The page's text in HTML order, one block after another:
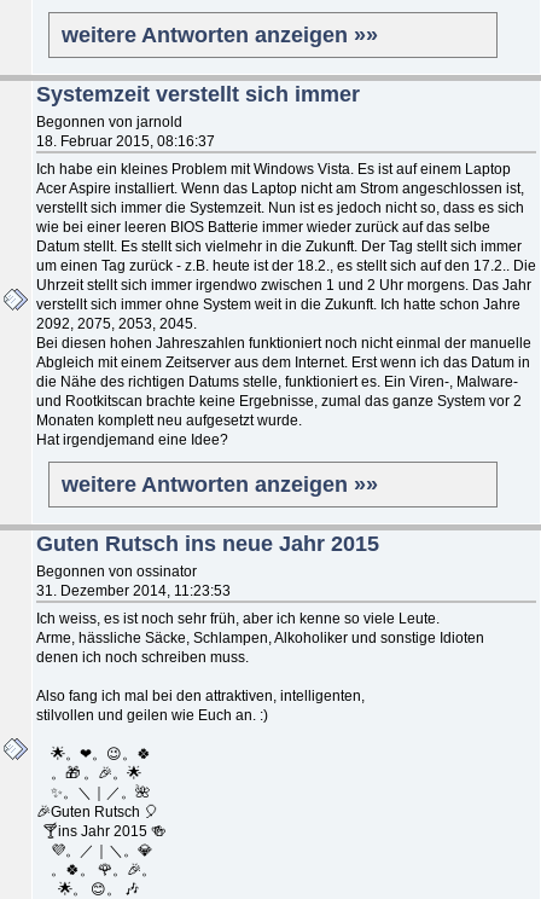
weitere Antworten anzeigen »»
Systemzeit verstellt sich immer
Begonnen von jarnold
18. Februar 2015, 08:16:37
Ich habe ein kleines Problem mit Windows Vista. Es ist auf einem Laptop
Acer Aspire installiert. Wenn das Laptop nicht am Strom angeschlossen ist,
verstellt sich immer die Systemzeit. Nun ist es jedoch nicht so, dass es sich
wie bei einer leeren BIOS Batterie immer wieder zurück auf das selbe
Datum stellt. Es stellt sich vielmehr in die Zukunft. Der Tag stellt sich immer
um einen Tag zurück - z.B. heute ist der 18.2., es stellt sich auf den 17.2.. Die
Uhrzeit stellt sich immer irgendwo zwischen 1 und 2 Uhr morgens. Das Jahr
verstellt sich immer ohne System weit in die Zukunft. Ich hatte schon Jahre
2092, 2075, 2053, 2045.
Bei diesen hohen Jahreszahlen funktioniert noch nicht einmal der manuelle
Abgleich mit einem Zeitserver aus dem Internet. Erst wenn ich das Datum in
die Nähe des richtigen Datums stelle, funktioniert es. Ein Viren-, Malware-
und Rootkitscan brachte keine Ergebnisse, zumal das ganze System vor 2
Monaten komplett neu aufgesetzt wurde.
Hat irgendjemand eine Idee?
weitere Antworten anzeigen »»
Guten Rutsch ins neue Jahr 2015
Begonnen von ossinator
31. Dezember 2014, 11:23:53
Ich weiss, es ist noch sehr früh, aber ich kenne so viele Leute.
Arme, hässliche Säcke, Schlampen, Alkoholiker und sonstige Idioten
denen ich noch schreiben muss.
Also fang ich mal bei den attraktiven, intelligenten,
stilvollen und geilen wie Euch an. :)
🌟。❤。😉。🍀
。🎁 。🎉。🌟
✨。＼｜／。🌺
🎉Guten Rutsch 🎈
🍸ins Jahr 2015 🍻
💜。／｜＼。💎
。🍀。 🌹。🎉。
🌟。 😊。 🎶